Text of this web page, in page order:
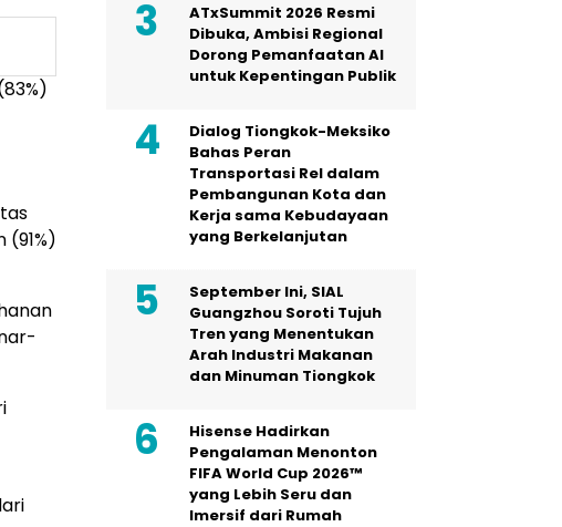
ATxSummit 2026 Resmi
Dibuka, Ambisi Regional
Dorong Pemanfaatan AI
untuk Kepentingan Publik
Dialog Tiongkok-Meksiko
Bahas Peran
Transportasi Rel dalam
Pembangunan Kota dan
Kerja sama Kebudayaan
yang Berkelanjutan
September Ini, SIAL
Guangzhou Soroti Tujuh
Tren yang Menentukan
Arah Industri Makanan
dan Minuman Tiongkok
Hisense Hadirkan
Pengalaman Menonton
FIFA World Cup 2026™
yang Lebih Seru dan
Imersif dari Rumah